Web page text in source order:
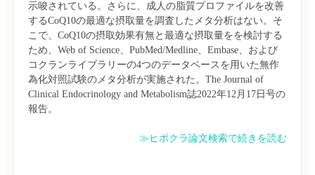
示唆されている。さらに、成人の脂質プロファイルを改善
するCoQ10の最適な摂取量を調査したメタ分析はない。そ
こで、CoQ10の摂取効果有無と最適な摂取量をを検討する
ため、Web of Science、PubMed/Medline、Embase、および
コクランライブラリーの4つのデータベースを用いた無作
為化対照試験のメタ分析が実施された。The Journal of
Clinical Endocrinology and Metabolism誌2022年12月17日号の
≫ヒポクラ論文検索で続きを読む